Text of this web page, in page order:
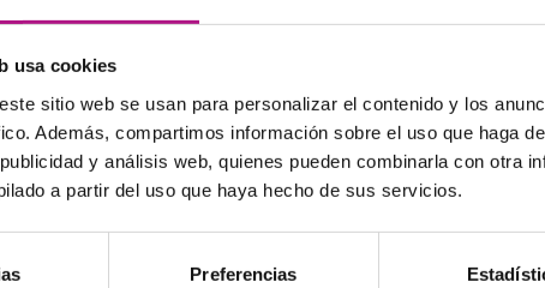
usa cookies
sitio web se usan para personalizar el contenido y los
Además, compartimos información sobre el uso que haga
y análisis web, quienes pueden combinarla con otra
a partir del uso que haya hecho de sus servicios.
Preferencias
videojuegosen inglés. Generalmente los niños suelen
tablets y otros dispositivos, así que aprovecha
en inglés o incluso para buscar juegos
inglés en familia
. ¡El único límite es tu imaginación!
en inglés, jugar al “Veo veo” (o, si ya son
buscar una canción en inglés para la hora de
presentarlocomo un juegoy no obligar a los niños a
no quieren contestarte cuando hablas en inglés,
estén preparados.